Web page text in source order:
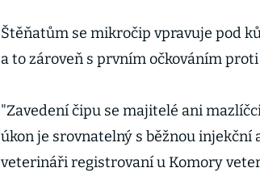
Štěňatům se mikročip vpravuje pod
a to zároveň s prvním očkováním
"Zavedení čipu se majitelé ani
úkon je srovnatelný s běžnou
veterináři registrovaní u Komory